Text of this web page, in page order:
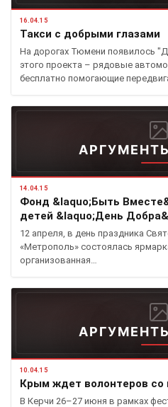
16.04.15
Такси с добрыми глазами
На дорогах Тюмени появилось
этого проекта – рядовые
бесплатно помогающие
14.04.15
Фонд &laquo;Быть
детей &laquo;День
12 апреля, в день праздника
«Метрополь» состоялась
организованная…
10.04.15
Крым ждет волонтеров со
В Керчи 26–27 июня в рамках